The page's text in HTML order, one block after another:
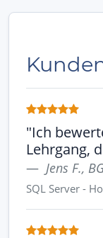
"Ich
Lehrgang,
Jens F.,
SQL Server -